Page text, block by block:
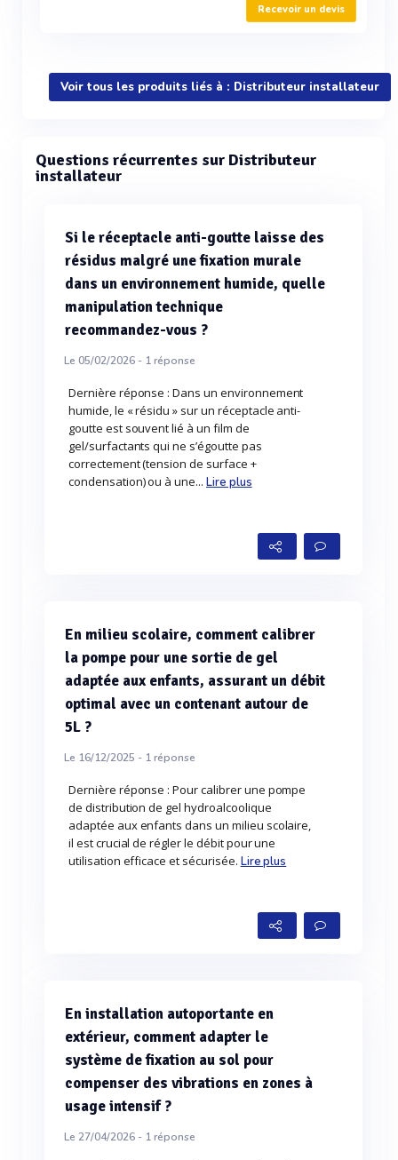
Recevoir un devis
Voir tous les produits liés à : Distributeur installateur
Questions récurrentes sur Distributeur
installateur
Si le réceptacle anti-goutte laisse des
résidus malgré une fixation murale
dans un environnement humide, quelle
manipulation technique
recommandez-vous ?
Le 05/02/2026 - 1réponse
Dernière réponse : Dans un environnement
humide, le « résidu » sur un réceptacle anti-
goutte est souvent lié à un film de
gel/surfactants qui ne s’égoutte pas
correctement (tension de surface +
condensation) ou à une... Lire plus
En milieu scolaire, comment calibrer
la pompe pour une sortie de gel
adaptée aux enfants, assurant un débit
optimal avec un contenant autour de
5L ?
Le 16/12/2025 - 1réponse
Dernière réponse : Pour calibrer une pompe
de distribution de gel hydroalcoolique
adaptée aux enfants dans un milieu scolaire,
il est crucial de régler le débit pour une
utilisation efficace et sécurisée. Lire plus
En installation autoportante en
extérieur, comment adapter le
système de fixation au sol pour
compenser des vibrations en zones à
usage intensif ?
Le 27/04/2026 - 1réponse